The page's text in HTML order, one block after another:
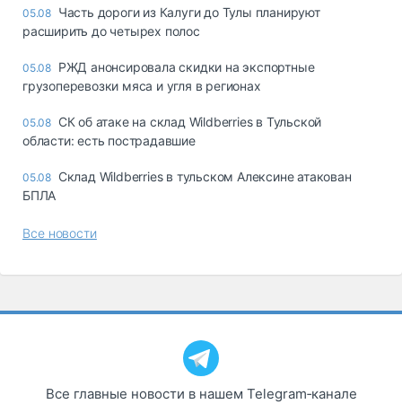
05.08 Часть дороги из Калуги до Тулы планируют
расширить до четырех полос
05.08 РЖД анонсировала скидки на экспортные
грузоперевозки мяса и угля в регионах
05.08 СК об атаке на склад Wildberries в Тульской
области: есть пострадавшие
05.08 Склад Wildberries в тульском Алексине атакован
БПЛА
Все новости
Все главные новости в нашем Telegram‑канале